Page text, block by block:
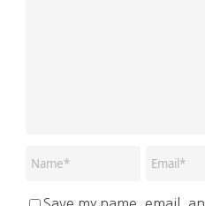
Save my name, email,